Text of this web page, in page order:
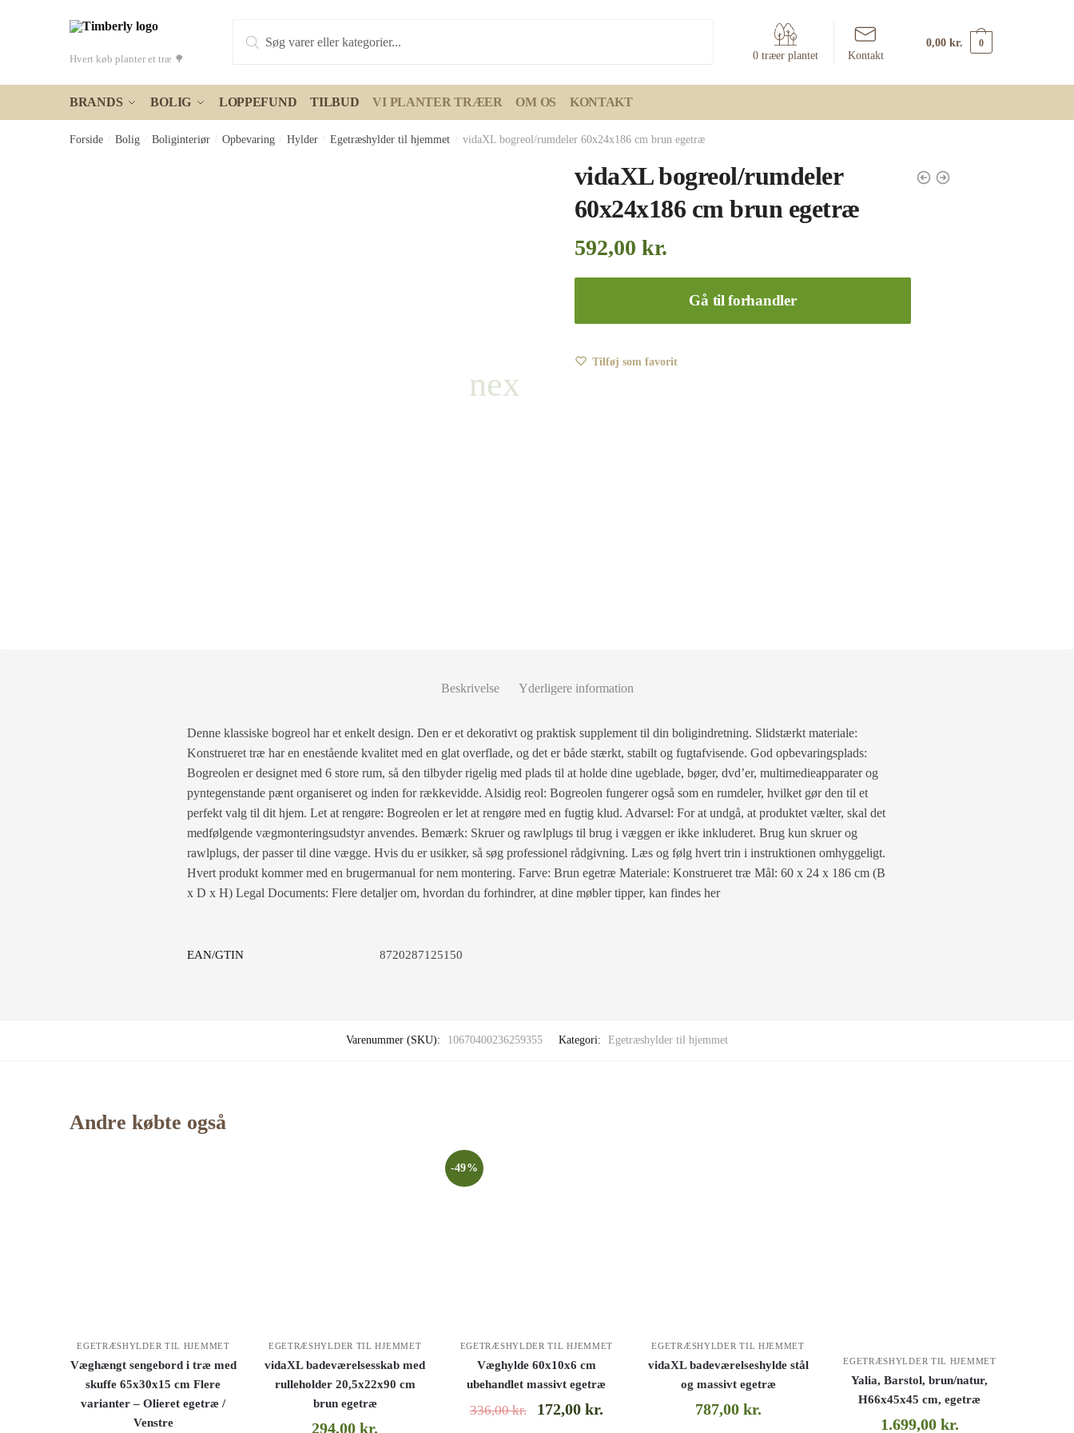
Hvert køb planter et træ 🌳
search
0 træer plantet Kontakt
0,00 kr. 0
BRANDS BOLIG LOPPEFUND TILBUD VI PLANTER TRÆER OM OS KONTAKT
Forside Bolig Boliginteriør Opbevaring Hylder Egetræshylder til hjemmet vidaXL bogreol/rumdeler 60x24x186 cm brun egetræ
vidaXL bogreol/rumdeler
60x24x186 cm brun egetræ
592,00 kr.
Gå til forhandler
Tilføj som favorit
Beskrivelse Yderligere information
Denne klassiske bogreol har et enkelt design. Den er et dekorativt og praktisk supplement til din boligindretning. Slidstærkt materiale:
Konstrueret træ har en enestående kvalitet med en glat overflade, og det er både stærkt, stabilt og fugtafvisende. God opbevaringsplads:
Bogreolen er designet med 6 store rum, så den tilbyder rigelig med plads til at holde dine ugeblade, bøger, dvd’er, multimedieapparater og
pyntegenstande pænt organiseret og inden for rækkevidde. Alsidig reol: Bogreolen fungerer også som en rumdeler, hvilket gør den til et
perfekt valg til dit hjem. Let at rengøre: Bogreolen er let at rengøre med en fugtig klud. Advarsel: For at undgå, at produktet vælter, skal det
medfølgende vægmonteringsudstyr anvendes. Bemærk: Skruer og rawlplugs til brug i væggen er ikke inkluderet. Brug kun skruer og
rawlplugs, der passer til dine vægge. Hvis du er usikker, så søg professionel rådgivning. Læs og følg hvert trin i instruktionen omhyggeligt.
Hvert produkt kommer med en brugermanual for nem montering. Farve: Brun egetræ Materiale: Konstrueret træ Mål: 60 x 24 x 186 cm (B
x D x H) Legal Documents: Flere detaljer om, hvordan du forhindrer, at dine møbler tipper, kan findes her
EAN/GTIN 8720287125150
Varenummer (SKU): 10670400236259355 Kategori: Egetræshylder til hjemmet
Andre købte også
EGETRÆSHYLDER TIL HJEMMET
Væghængt sengebord i træ med
skuffe 65x30x15 cm Flere
varianter – Olieret egetræ /
Venstre
EGETRÆSHYLDER TIL HJEMMET
vidaXL badeværelsesskab med
rulleholder 20,5x22x90 cm
brun egetræ
294,00kr.
-49%
EGETRÆSHYLDER TIL HJEMMET
Væghylde 60x10x6 cm
ubehandlet massivt egetræ
336,00kr. 172,00 kr.
EGETRÆSHYLDER TIL HJEMMET
vidaXL badeværelseshylde stål
og massivt egetræ
787,00 kr.
EGETRÆSHYLDER TIL HJEMMET
Yalia, Barstol, brun/natur,
H66x45x45 cm, egetræ
1.699,00 kr.